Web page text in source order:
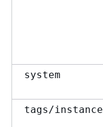
system
tags/instance